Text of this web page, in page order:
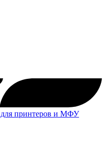
для принтеров и МФУ